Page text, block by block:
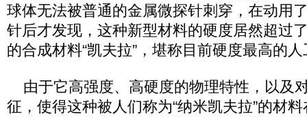
球体无法被普通的金属微探针刺穿，在动用
针后才发现，这种新型材料的硬度居然超过
的合成材料“凯夫拉”，堪称目前硬度最高的
由于它高强度、高硬度的物理特性，以及
征，使得这种被人们称为“纳米凯夫拉”的材